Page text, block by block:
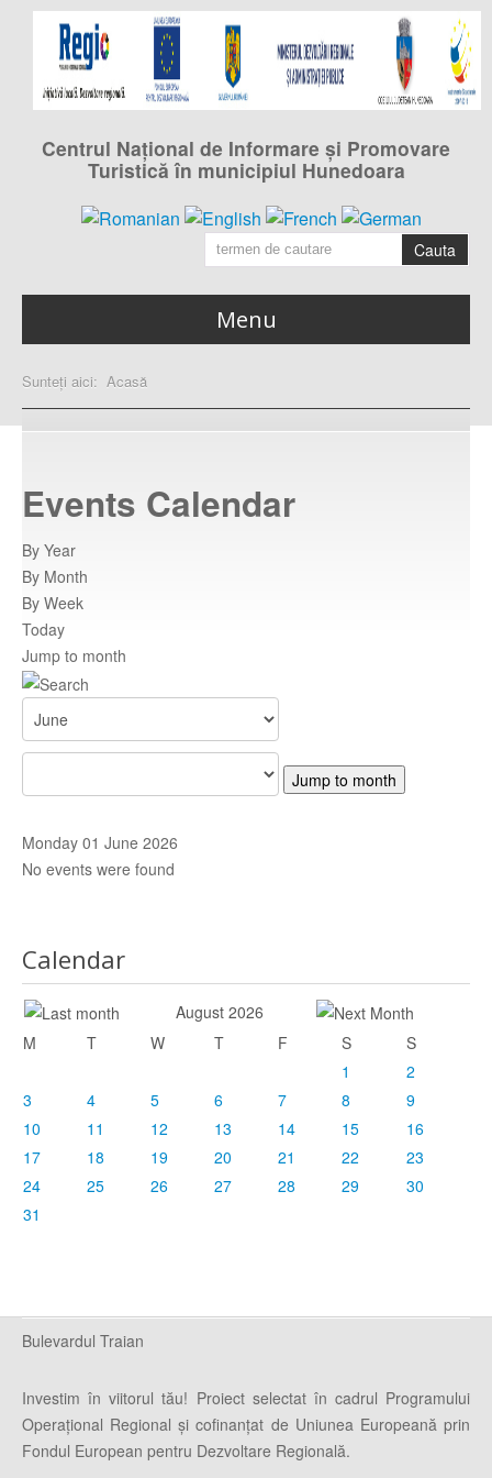
Centrul Naţional de Informare şi Promovare
Turistică în municipiul Hunedoara
Cauta
Menu
Acasa
pagina principală
Atracții turistice
istoricul orasului
Informatii
informatii utile
Rent a car
inchiriaza o masina
Centre de promovare
retea nationala de informare
HARTA C.N.I.P.T
trimiteti un mesaj
Sunteți aici: Acasă
Events Calendar
By Year
By Month
By Week
Today
Jump to month
Jump to month
Monday 01 June 2026
No events were found
Calendar
August 2026
M
T W T F S
S
1
2
3
4 5 6 7 8
9
10
11 12 13 14 15
16
17
18 19 20 21 22
23
24
25 26 27 28 29
30
31
Bulevardul Traian
Investim în viitorul tău! Proiect selectat în cadrul Programului
Operaţional Regional şi cofinanţat de Uniunea Europeană prin
Fondul European pentru Dezvoltare Regională.